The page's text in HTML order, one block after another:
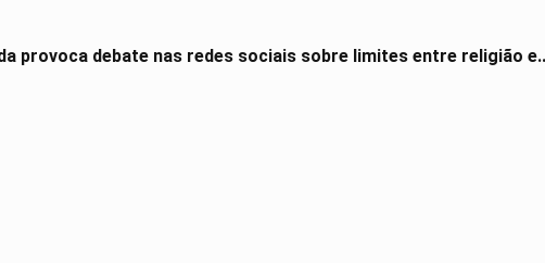
provoca debate nas redes sociais sobre limites entre religião